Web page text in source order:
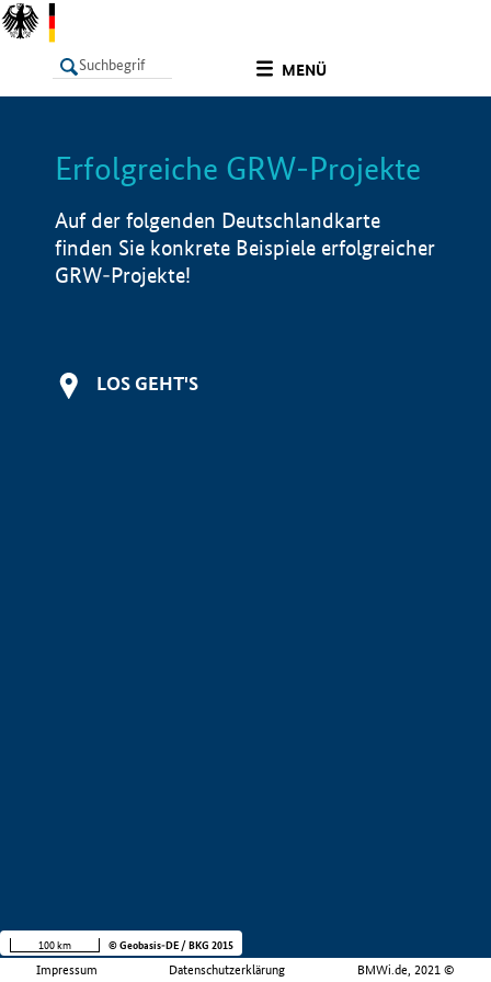
MENÜ
LISTE Info
Erfolgreiche GRW-Projekte
Auf der folgenden Deutschlandkarte
finden Sie konkrete Beispiele erfolgreicher
GRW-Projekte!
LOS GEHT'S
Impressum Datenschutzerklärung BMWi.de, 2021 ©
100 km © Geobasis-DE / BKG 2015